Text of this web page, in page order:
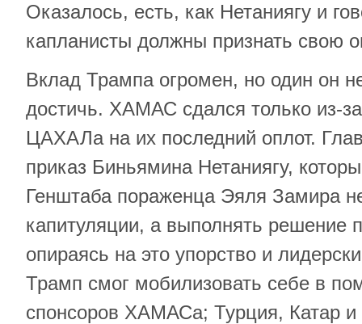
Оказалось, есть, как Нетаниягу и
капланисты должны признать свою
Вклад Трампа огромен, но один он
достичь. ХАМАС сдался только из-
ЦАХАЛа на их последний оплот.
приказ Биньямина Нетаниягу,
Генштаба пораженца Эяля Замира
капитуляции, а выполнять решение
опираясь на это упорство и
Трамп смог мобилизовать себе в
спонсоров ХАМАСа; Турция, Катар и